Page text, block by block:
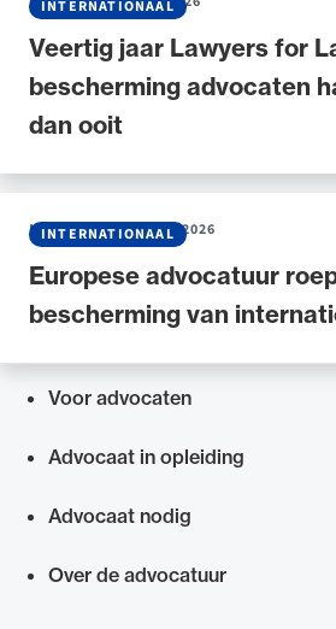
Veertig jaar Lawyers for
bescherming advocaten
dan ooit
INTERNATIONAAL
Europese advocatuur
bescherming van
INTERNATIONAAL
NIEUWS•30 MAART 2026
Voor advocaten
Advocaat in opleiding
Advocaat nodig
Over de advocatuur